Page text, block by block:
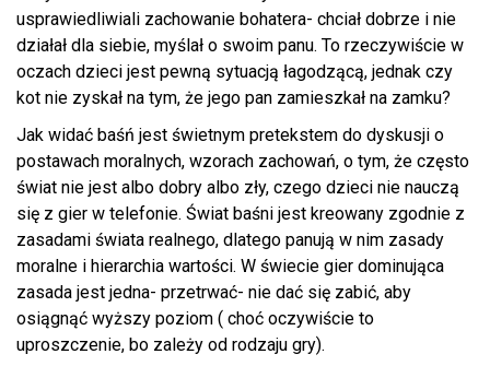
usprawiedliwiali zachowanie bohatera- chciał dobrze i nie
działał dla siebie, myślał o swoim panu. To rzeczywiście w
oczach dzieci jest pewną sytuacją łagodzącą, jednak czy
kot nie zyskał na tym, że jego pan zamieszkał na zamku?
Jak widać baśń jest świetnym pretekstem do dyskusji o
postawach moralnych, wzorach zachowań, o tym, że często
świat nie jest albo dobry albo zły, czego dzieci nie nauczą
się z gier w telefonie. Świat baśni jest kreowany zgodnie z
zasadami świata realnego, dlatego panują w nim zasady
moralne i hierarchia wartości. W świecie gier dominująca
zasada jest jedna- przetrwać- nie dać się zabić, aby
osiągnąć wyższy poziom ( choć oczywiście to
uproszczenie, bo zależy od rodzaju gry).